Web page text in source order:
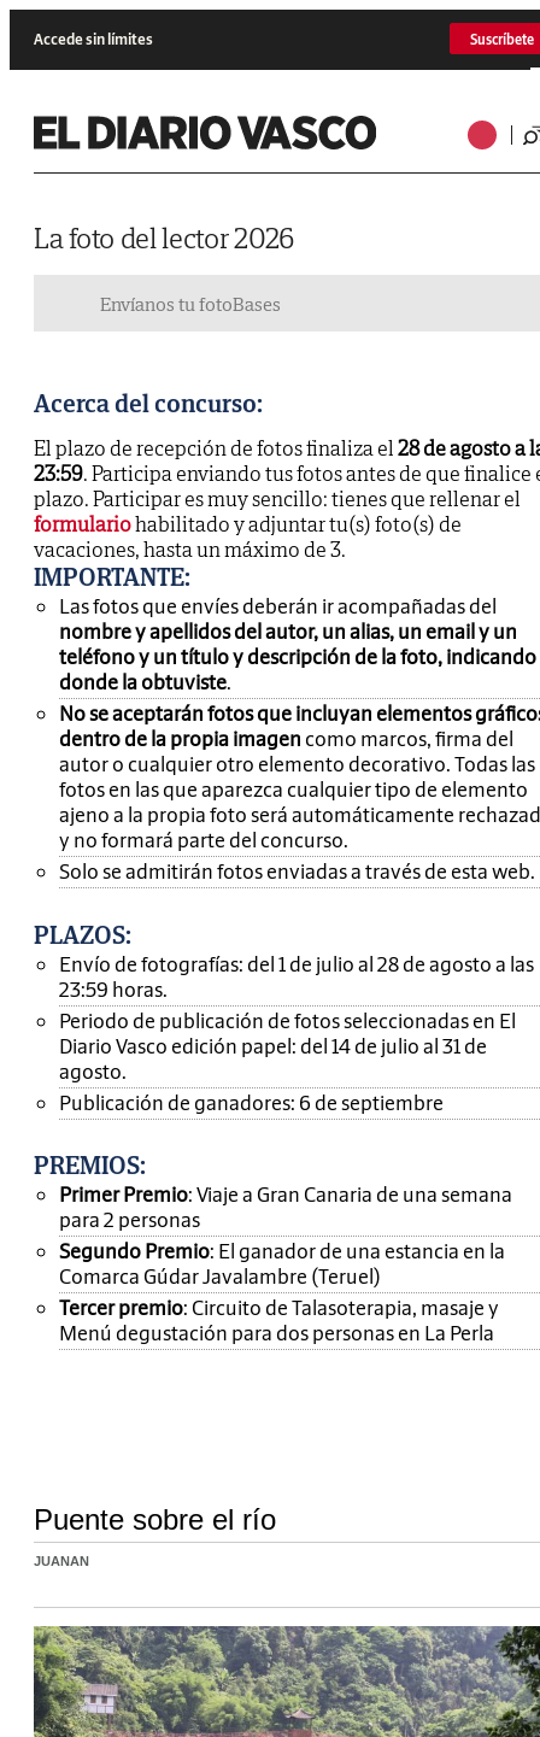
Accede sin límites Suscríbete
La foto del lector 2026
Envíanos tu fotoBases
Acerca del concurso:
El plazo de recepción de fotos finaliza el28 de agosto a
23:59. Participa enviando tus fotos antes de que finalice
plazo. Participar es muy sencillo: tienes que rellenar el
formulariohabilitado y adjuntar tu(s) foto(s) de
vacaciones, hasta un máximo de 3.
IMPORTANTE:
Las fotos que envíes deberán ir acompañadas del
nombre y apellidos del autor, un alias, un email y un
teléfono y un título y descripción de la foto, indicando
donde la obtuviste.
No se aceptarán fotos que incluyan elementos
dentro de la propia imagen como marcos, firma del
autor o cualquier otro elemento decorativo. Todas las
fotos en las que aparezca cualquier tipo de elemento
ajeno a la propia foto será automáticamente
y no formará parte del concurso.
Solo se admitirán fotos enviadas a través de esta web.
PLAZOS:
Envío de fotografías: del 1 de julio al 28 de agosto a las
23:59 horas.
Periodo de publicación de fotos seleccionadas en El
Diario Vasco edición papel: del 14 de julio al 31 de
agosto.
Publicación de ganadores: 6 de septiembre
PREMIOS:
Primer Premio: Viaje a Gran Canaria de una semana
para 2 personas
Segundo Premio: El ganador de una estancia en la
Comarca Gúdar Javalambre (Teruel)
Tercer premio: Circuito de Talasoterapia, masaje y
Menú degustación para dos personas en La Perla
Puente sobre el río
JUANAN